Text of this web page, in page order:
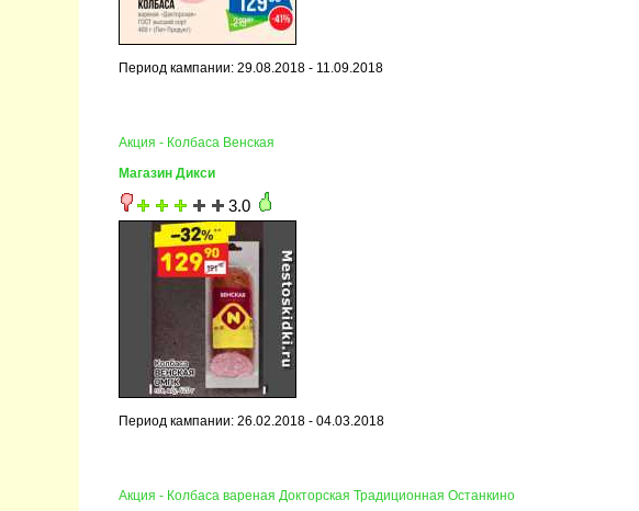
Период кампании: 29.08.2018 - 11.09.2018
Акция - Колбаса Венская
Магазин Дикси
3.0
Период кампании: 26.02.2018 - 04.03.2018
Акция - Колбаса вареная Докторская Традиционная Останкино